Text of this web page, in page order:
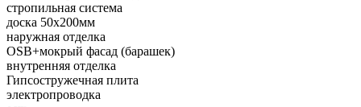
стропильная система
доска 50х200мм
наружная отделка
OSB+мокрый фасад (барашек)
внутренняя отделка
Гипсостружечная плита
электропроводка